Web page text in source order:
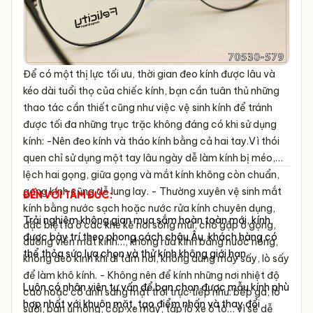
Để có một thị lực tối ưu, thời gian đeo kính được lâu và
kéo dài tuổi thọ của chiếc kính, bạn cần tuân thủ những
thao tác cần thiết cũng như việc vệ sinh kính để tránh
được tối đa những trục trặc không đáng có khi sử dụng
kính: -Nên đeo kính và tháo kính bằng cả hai tay.Vì thói
quen chỉ sử dụng một tay lâu ngày dễ làm kính bị méo,
lệch hai gọng, giữa gọng và mắt kính không còn chuẩn,
gọng kính cũng dễ lung lay. - Thường xuyên vệ sinh mắt
kính bằng nước sạch hoặc nước rửa kính chuyên dụng,
đặc biệt là ở các khe kẽ nơi sống mũi, chỗ gập ở gọng,
đường viền mắt kính…, không rửa kính bằng nước nóng,
không đeo kính khi đi tắm hơi, không dùng máy sấy, lò sấy
để làm khô kính. - Không nên để kính những nơi nhiệt độ
cao hoặc có ánh sáng mặt trời trực tiếp như: bếp ga, lò
sưởi, bàn ủi nóng, cốp xe máy, táp lô xe ô tô… vì sẽ dễ
ĐẾN VỚI TÂM ĐỨC:
Trải nghiệm không gian mua sắm hoàn toàn mới, kính
được bày trí theo phong cách châu Âu, khách hàng có
thể thỏa sức lựa chọn và thử kính không giới hạn.
Luôn có nhân viên tư vấn để bạn chọn được mẫu kính phù
hợp nhất với khuôn mặt, tạo điểm nhấn và thay đổi